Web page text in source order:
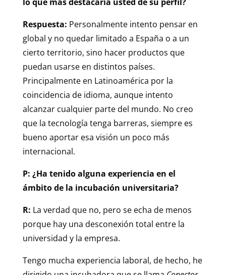
Respuesta: Personalmente intento pensar en
global y no quedar limitado a España o a un
cierto territorio, sino hacer productos que
puedan usarse en distintos países.
Principalmente en Latinoamérica por la
coincidencia de idioma, aunque intento
alcanzar cualquier parte del mundo. No creo
que la tecnología tenga barreras, siempre es
bueno aportar esa visión un poco más
internacional.
P: ¿Ha tenido alguna experiencia en el
ámbito de la incubación universitaria?
R: La verdad que no, pero se echa de menos
porque hay una desconexión total entre la
universidad y la empresa.
Tengo mucha experiencia laboral, de hecho, he